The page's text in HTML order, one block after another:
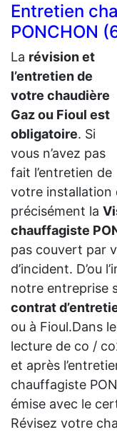
Entretien
PONCHON
La révision et
l’entretien de
votre chaudière
Gaz ou Fioul est
obligatoire. Si
vous n’avez pas
fait l’entretien de
votre installation
précisément la
chauffagiste
pas couvert par
d’incident. D’ou
notre entreprise
contrat
ou à Fioul.Dans
lecture de co /
et après
chauffagiste
émise avec le
Révisez votre